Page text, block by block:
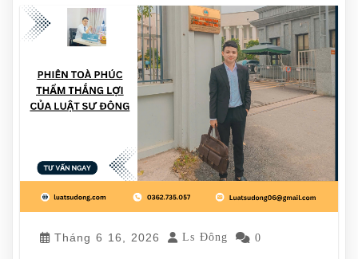
Tháng 6 16, 2026 Ls Đông 0